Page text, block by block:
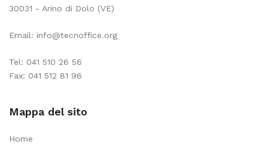
30031 - Arino di Dolo (VE)
Email: info@tecnoffice.org
Tel: 041 510 26 56
Fax: 041 512 81 96
Mappa del sito
Home